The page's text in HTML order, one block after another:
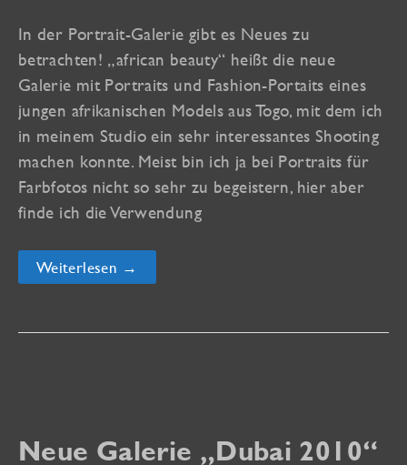
In der Portrait-Galerie gibt es Neues zu
betrachten! „african beauty“ heißt die neue
Galerie mit Portraits und Fashion-Portaits eines
jungen afrikanischen Models aus Togo, mit dem ich
in meinem Studio ein sehr interessantes Shooting
machen konnte. Meist bin ich ja bei Portraits für
Farbfotos nicht so sehr zu begeistern, hier aber
finde ich die Verwendung
Neue
Portrait-
beauty“
Weiterlesen →
Neue Galerie „Dubai 2010“